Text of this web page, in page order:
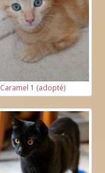
Caramel 1 (adopté)